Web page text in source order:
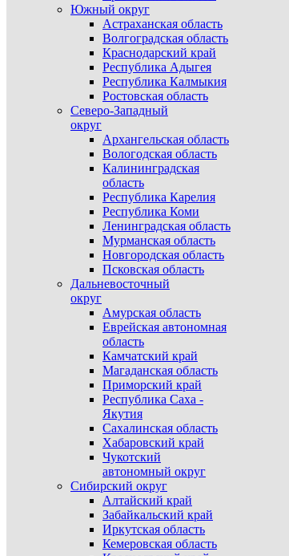
Южный округ
Астраханская область
Волгоградская область
Краснодарский край
Республика Адыгея
Республика Калмыкия
Ростовская область
Северо-Западный
округ
Архангельская область
Вологодская область
Калининградская
область
Республика Карелия
Республика Коми
Ленинградская область
Мурманская область
Новгородская область
Псковская область
Дальневосточный
округ
Амурская область
Еврейская автономная
область
Камчатский край
Магаданская область
Приморский край
Республика Саха -
Якутия
Сахалинская область
Хабаровский край
Чукотский
автономный округ
Сибирский округ
Алтайский край
Забайкальский край
Иркутская область
Кемеровская область